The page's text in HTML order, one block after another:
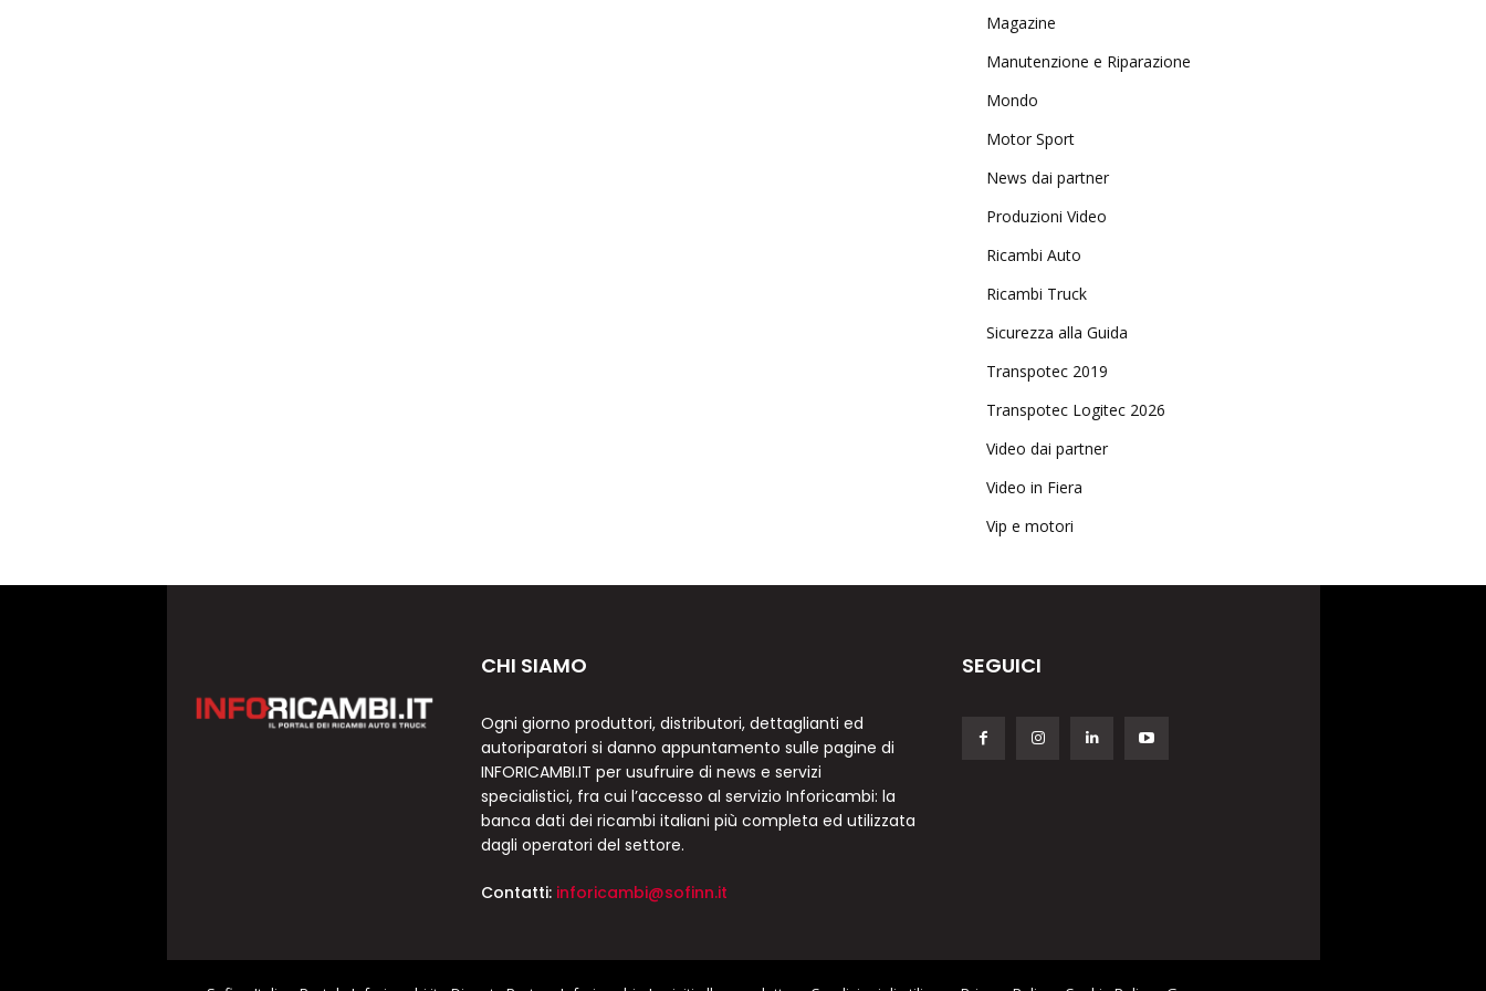
Magazine
Manutenzione e Riparazione
Mondo
Motor Sport
News dai partner
Produzioni Video
Ricambi Auto
Ricambi Truck
Sicurezza alla Guida
Transpotec 2019
Transpotec Logitec 2026
Video dai partner
Video in Fiera
Vip e motori
CHI SIAMO
Ogni giorno produttori, distributori, dettaglianti ed
autoriparatori si danno appuntamento sulle pagine di
INFORICAMBI.IT per usufruire di news e servizi
specialistici, fra cui l’accesso al servizio Inforicambi: la
banca dati dei ricambi italiani più completa ed utilizzata
dagli operatori del settore.
Contatti: inforicambi@sofinn.it
SEGUICI